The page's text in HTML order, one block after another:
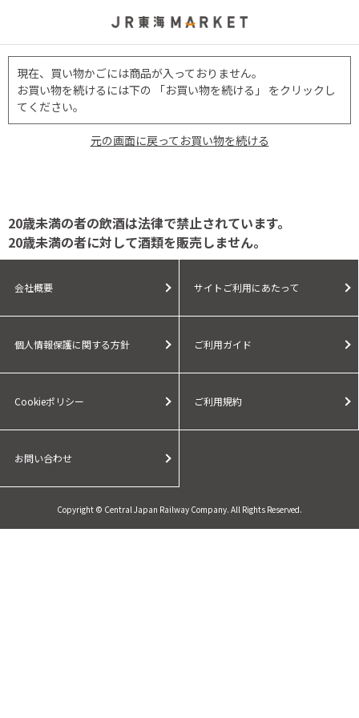
現在、買い物かごには商品が入っておりません。
お買い物を続けるには下の 「お買い物を続ける」 をクリックし
てください。
元の画面に戻ってお買い物を続ける
20歳未満の者の飲酒は法律で禁止されています。
20歳未満の者に対して酒類を販売しません。
会社概要 サイトご利用にあたって
個人情報保護に関する方針 ご利用ガイド
Cookieポリシー ご利用規約
お問い合わせ
Copyright © Central Japan Railway Company. All Rights Reserved.